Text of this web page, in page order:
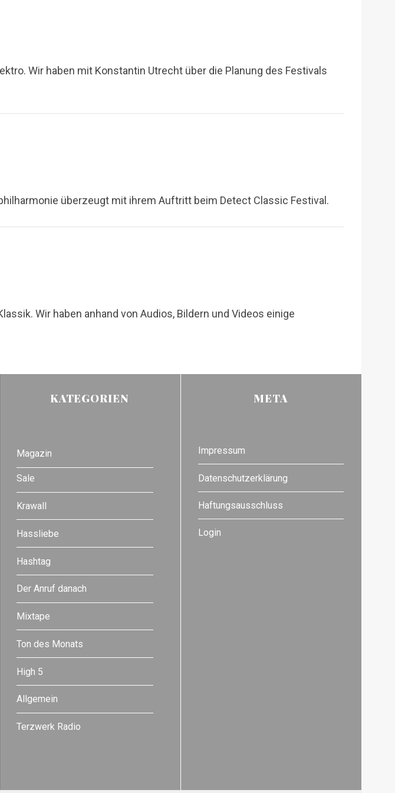
Wir haben mit Konstantin Utrecht über die Planung des Festivals
überzeugt mit ihrem Auftritt beim Detect Classic Festival.
Wir haben anhand von Audios, Bildern und Videos einige
KATEGORIEN
Magazin
Sale
Krawall
Hassliebe
Hashtag
Der Anruf danach
Mixtape
Ton des Monats
High 5
Allgemein
Terzwerk Radio
META
Impressum
Datenschutzerklärung
Haftungsausschluss
Login